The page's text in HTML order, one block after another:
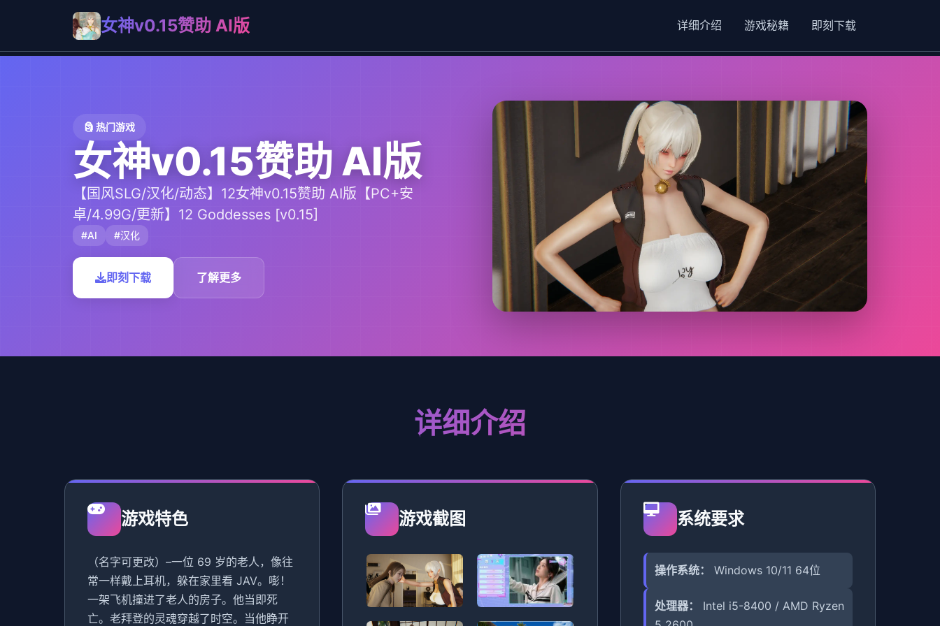
女神v0.15赞助 AI版 详细介绍 游戏秘籍 即刻下载
🗿 热门游戏
女神v0.15赞助 AI版
【国风SLG/汉化/动态】12女神v0.15赞助 AI版【PC+安
卓/4.99G/更新】12 Goddesses [v0.15]
#AI #汉化
即刻下载 了解更多
详细介绍
游戏特色
（名字可更改）–一位 69 岁的老人，像往
常一样戴上耳机，躲在家里看 JAV。嘭！
一架飞机撞进了老人的房子。他当即死
亡。老拜登的灵魂穿越了时空。当他睁开
游戏截图 系统要求
操作系统： Windows 10/11 64位
处理器：
Intel i5-8400 / AMD Ryzen